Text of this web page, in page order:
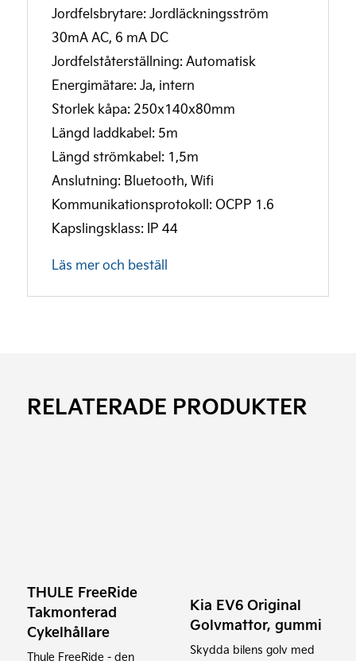
Jordfelsbrytare: Jordläckningsström
30mA AC, 6 mA DC
Jordfelståterställning: Automatisk
Energimätare: Ja, intern
Storlek kåpa: 250x140x80mm
Längd laddkabel: 5m
Längd strömkabel: 1,5m
Anslutning: Bluetooth, Wifi
Kommunikationsprotokoll: OCPP 1.6
Kapslingsklass: IP 44
Läs mer och beställ
RELATERADE PRODUKTER
THULE FreeRide
Takmonterad
Cykelhållare
Thule FreeRide - den
Kia EV6 Original
Golvmattor, gummi
Skydda bilens golv med